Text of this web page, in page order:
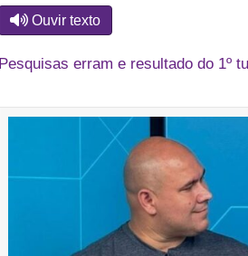
Ouvir texto
Pesquisas erram e resultado do 1º